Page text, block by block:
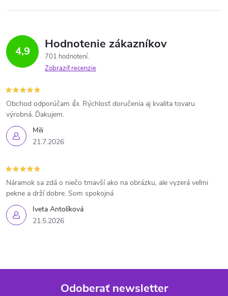
4,9 Hodnotenie zákazníkov
701 hodnotení
Zobraziť recenzie
Mili
21.7.2026
Obchod odporúčam 👍. Rýchlosť doručenia aj kvalita tovaru
výrobná. Ďakujem.
Iveta Antolíková
21.5.2026
Náramok sa zdá o niečo tmavší ako na obrázku, ale vyzerá veľmi
pekne a drží dobre. Som spokojná
Odoberať newsletter